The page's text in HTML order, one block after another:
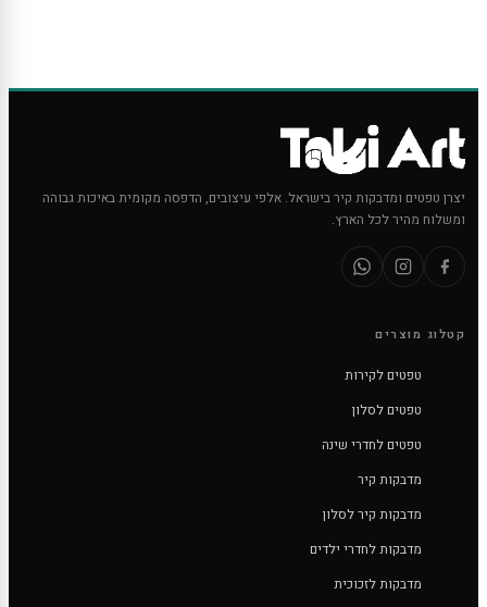
יצרן טפטים ומדבקות קיר בישראל. אלפי עיצובים, הדפסה מקומית באיכות גבוהה
ומשלוח מהיר לכל הארץ.
קטלוג מוצרים
טפטים לקירות
טפטים לסלון
טפטים לחדרי שינה
מדבקות קיר
מדבקות קיר לסלון
מדבקות לחדרי ילדים
מדבקות לזכוכית